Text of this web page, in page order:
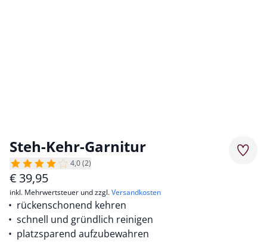
Steh-Kehr-Garnitur
4,0 (2)
€ 39,95
inkl. Mehrwertsteuer und zzgl.Versandkosten
rückenschonend kehren
schnell und gründlich reinigen
platzsparend aufzubewahren